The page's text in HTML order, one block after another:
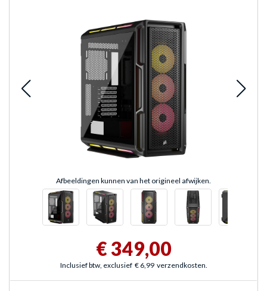
Afbeeldingen kunnen van het origineel afwijken.
€ 349,00
Inclusief btw, exclusief € 6,99 verzendkosten.